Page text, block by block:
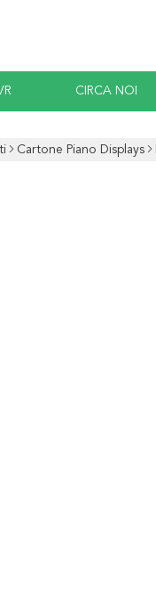
CIRCA NOI
Cartone Piano Displays